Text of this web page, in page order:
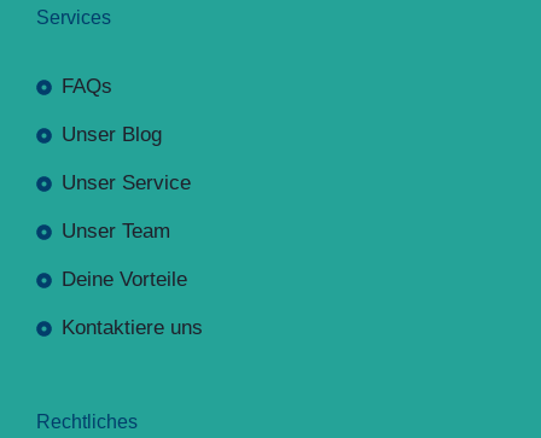
Services
FAQs
Unser Blog
Unser Service
Unser Team
Deine Vorteile
Kontaktiere uns
Rechtliches